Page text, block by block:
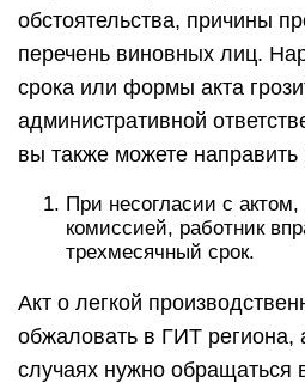
обстоятельства, причины
перечень виновных лиц.
срока или формы акта
административной
вы также можете направить
При несогласии с
комиссией, работник
трехмесячный срок.
Акт о легкой
обжаловать в ГИТ региона,
случаях нужно обращаться